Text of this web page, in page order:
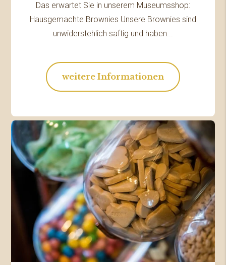
Das erwartet Sie in unserem Museumsshop:
Hausgemachte Brownies Unsere Brownies sind
unwiderstehlich saftig und haben...
weitere Informationen